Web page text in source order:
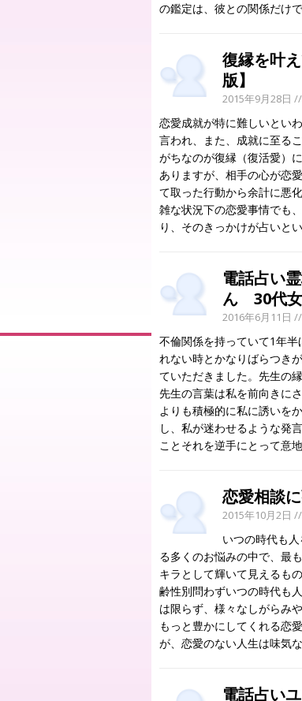
の鑑定は、彼との関係だけ
復縁を叶
版】
2015年9月28日
恋愛成就が特に難しいとい
言われ、また、成就に至る
がちなのが復縁（復活愛）
ありますが、相手の心が恋
て取った行動から余計に悪
雑な状況下の恋愛事情でも
り、そのきっかけが占いと
電話占い
ん 30代
2016年6月11日
不倫関係を持っていて1年
れない時とかなりばらつき
ていただきました。先生の
先生の言葉は私を前向きに
よりも積極的に私に誘いを
し、私が迷わせるような発
ことそれを逆手にとって意
恋愛相談
2015年10月2日
いつの時代も
る多くのお悩みの中で、最
キラとして輝いて見えるも
齢性別問わずいつの時代も
は限らず、様々なしがらみ
もっと豊かにしてくれる恋
が、恋愛のない人生は味気
電話占い